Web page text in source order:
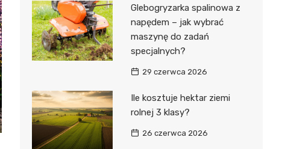
Glebogryzarka spalinowa z
napędem – jak wybrać
maszynę do zadań
specjalnych?
29 czerwca 2026
Ile kosztuje hektar ziemi
rolnej 3 klasy?
26 czerwca 2026